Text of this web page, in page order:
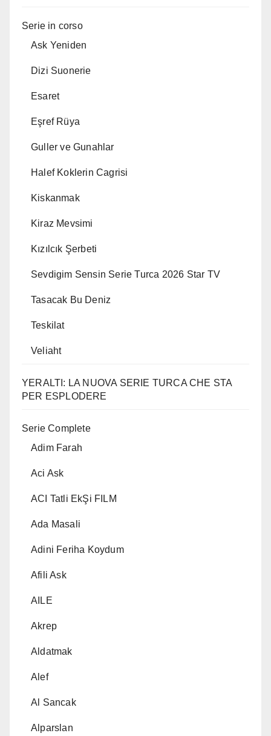
Serie in corso
Ask Yeniden
Dizi Suonerie
Esaret
Eşref Rüya
Guller ve Gunahlar
Halef Koklerin Cagrisi
Kiskanmak
Kiraz Mevsimi
Kızılcık Şerbeti
Sevdigim Sensin Serie Turca 2026 Star TV
Tasacak Bu Deniz
Teskilat
Veliaht
YERALTI: LA NUOVA SERIE TURCA CHE STA
PER ESPLODERE
Serie Complete
Adim Farah
Aci Ask
ACI Tatli EkŞi FILM
Ada Masali
Adini Feriha Koydum
Afili Ask
AILE
Akrep
Aldatmak
Alef
Al Sancak
Alparslan